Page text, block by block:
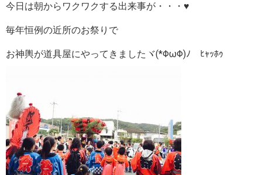
今日は朝からワクワクする出来事が・・・♥
毎年恒例の近所のお祭りで
お神輿が道具屋にやってきましたヾ(*ΦωΦ)ﾉ ﾋｬｯﾎｩ